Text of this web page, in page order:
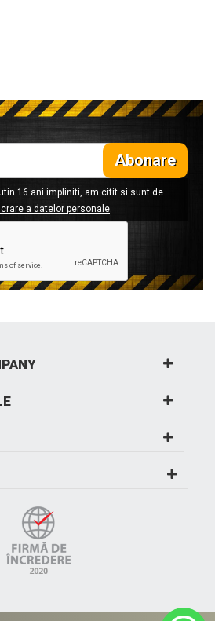
Abonare
16 ani impliniti, am citit si sunt de
a datelor personale.